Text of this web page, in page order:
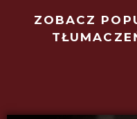
ZOBACZ